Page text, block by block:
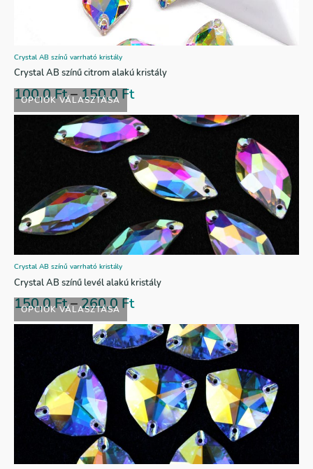
OPCIÓK VÁLASZTÁSA
Crystal AB színű varrható kristály
Crystal AB színű citrom alakú kristály
100,0Ft–150,0Ft
OPCIÓK VÁLASZTÁSA
Crystal AB színű varrható kristály
Crystal AB színű levél alakú kristály
150,0Ft–260,0Ft